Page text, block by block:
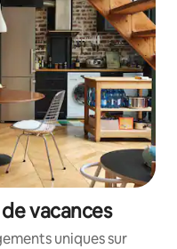
vacances
uniques sur